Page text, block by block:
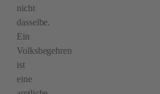
nicht
dasselbe.
Ein
Volksbegehren
ist
eine